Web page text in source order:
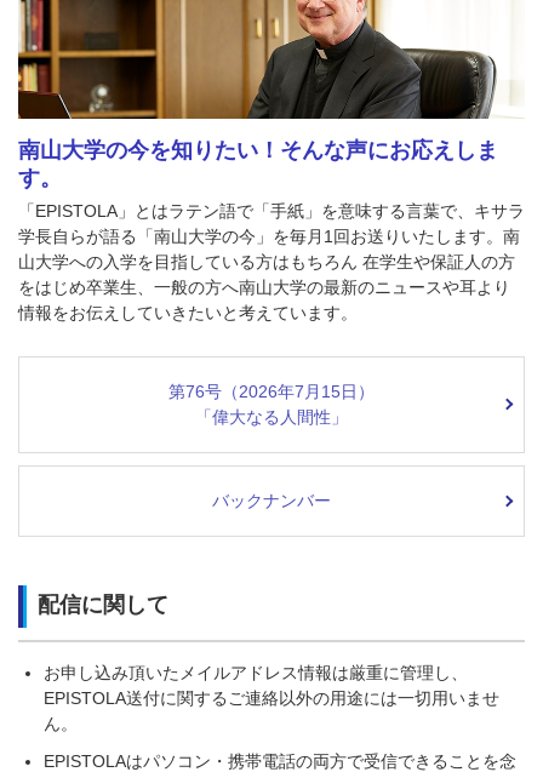
南山大学の今を知りたい！そんな声にお応えしま
す。
「EPISTOLA」とはラテン語で「手紙」を意味する言葉で、キサラ
学長自らが語る「南山大学の今」を毎月1回お送りいたします。南
山大学への入学を目指している方はもちろん 在学生や保証人の方
をはじめ卒業生、一般の方へ南山大学の最新のニュースや耳より
情報をお伝えしていきたいと考えています。
第76号（2026年7月15日）
「偉大なる人間性」
バックナンバー
配信に関して
お申し込み頂いたメイルアドレス情報は厳重に管理し、
EPISTOLA送付に関するご連絡以外の用途には一切用いませ
ん。
EPISTOLAはパソコン・携帯電話の両方で受信できることを念